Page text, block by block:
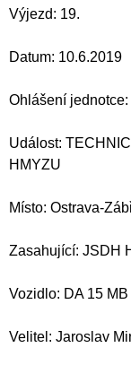
Výjezd: 19.
Datum: 10.6.2019
Ohlášení
Událost:
HMYZU
Místo: Ostrava-
Zasahující: JSDH
Vozidlo: DA 15 MB
Velitel: Jaroslav